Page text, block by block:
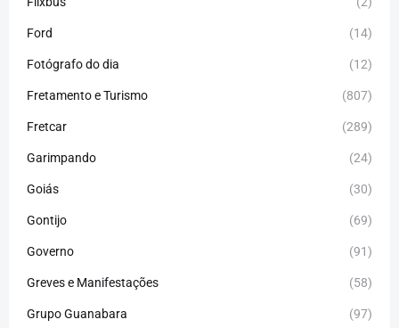
Ford (14)
Fotógrafo do dia (12)
Fretamento e Turismo (807)
Fretcar (289)
Garimpando (24)
Goiás (30)
Gontijo (69)
Governo (91)
Greves e Manifestações (58)
Grupo Guanabara (97)